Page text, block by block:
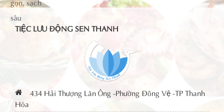
TIỆC LƯU ĐỘNG SEN THANH
434 Hải Thượng Lãn Ông -Phường Đông Vệ -TP Thanh
Hóa